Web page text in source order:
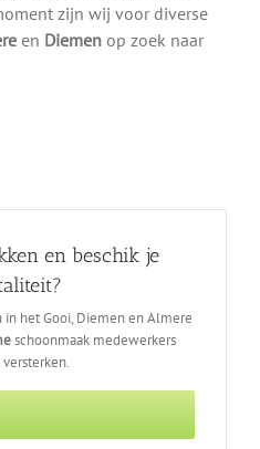
zijn wij voor diverse
en Diemen op zoek naar
en beschik je
het Gooi, Diemen en Almere
schoonmaak medewerkers